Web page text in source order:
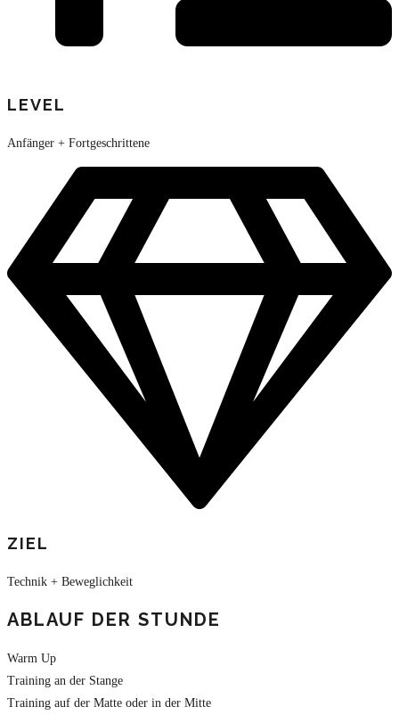
LEVEL
Anfänger + Fortgeschrittene
ZIEL
Technik + Beweglichkeit
ABLAUF DER STUNDE
Warm Up
Training an der Stange
Training auf der Matte oder in der Mitte